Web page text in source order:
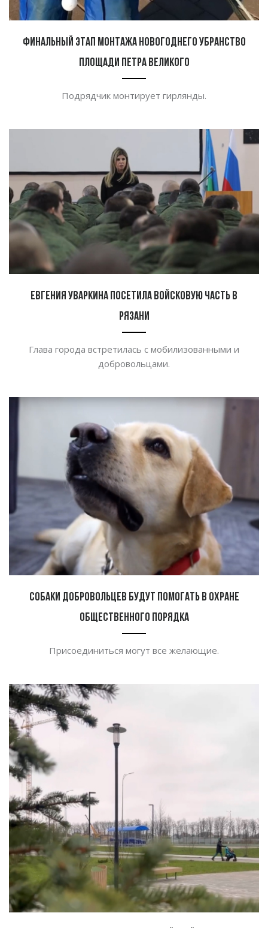
Финальный этап монтажа новогоднего убранство
площади Петра Великого
Подрядчик монтирует гирлянды.
Евгения Уваркина посетила войсковую часть в
Рязани
Глава города встретилась с мобилизованными и
добровольцами.
Собаки добровольцев будут помогать в охране
общественного порядка
Присоединиться могут все желающие.